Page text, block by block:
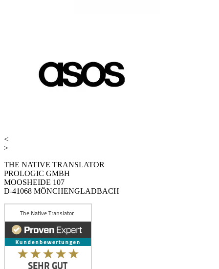
<
>
THE NATIVE TRANSLATOR
PROLOGIC GMBH
MOOSHEIDE 107
D-41068 MÖNCHENGLADBACH